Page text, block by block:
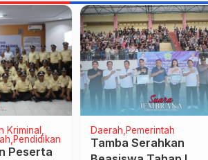
Kriminal
Pendidikan
Peserta
Daerah Pemerintah
Tamba Serahkan